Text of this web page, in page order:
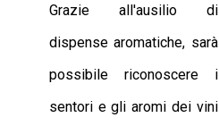
Grazie all'ausilio di
dispense aromatiche, sarà
possibile riconoscere i
sentori e gli aromi dei vini